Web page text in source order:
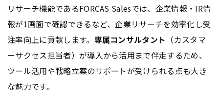
リサーチ機能であるFORCAS Salesでは、企業情報・IR情
報が1画面で確認できるなど、企業リサーチを効率化し受
注率向上に貢献します。 専属コンサルタント （カスタマ
ーサクセス担当者）が導入から活用まで伴走するため、
ツール活用や戦略立案のサポートが受けられる点も大き
な魅力です。